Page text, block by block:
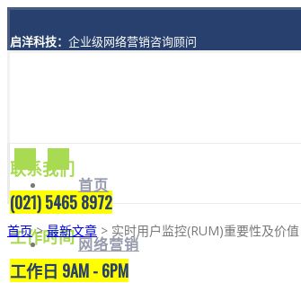
启洋科技： 企业级网络营销咨询顾问
联系我们
(021) 5465 8972
工作时间
工作日 9AM - 6PM
首页
网络营销
首页>最新文章 > 实时用户监控(RUM)重要性及价值